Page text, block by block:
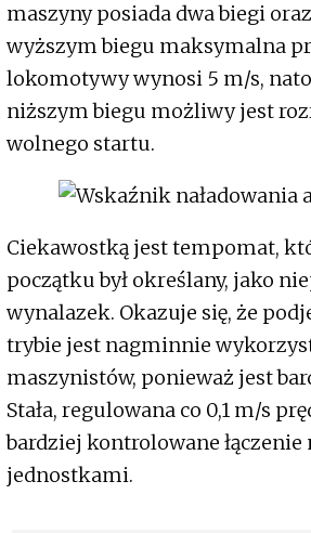
maszyny posiada dwa biegi
wyższym biegu maksymalna
lokomotywy wynosi 5 m/s,
niższym biegu możliwy jest
wolnego startu.
Ciekawostką jest tempomat,
początku był określany, jako
wynalazek. Okazuje się, że
trybie jest nagminnie
maszynistów, ponieważ jest
Stała, regulowana co 0,1 m/s
bardziej kontrolowane łączenie
jednostkami.